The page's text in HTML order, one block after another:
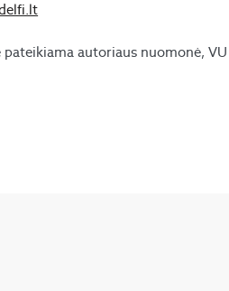
pateikiama autoriaus nuomonė,